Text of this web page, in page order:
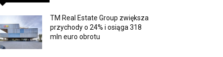
TM Real Estate Group zwiększa
przychody o 24% i osiąga 318
mln euro obrotu